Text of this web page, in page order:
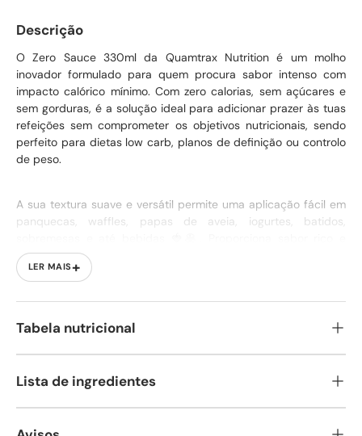
Descrição
O Zero Sauce 330ml da Quamtrax Nutrition é um molho
inovador formulado para quem procura sabor intenso com
impacto calórico mínimo. Com zero calorias, sem açúcares e
sem gorduras, é a solução ideal para adicionar prazer às tuas
refeições sem comprometer os objetivos nutricionais, sendo
perfeito para dietas low carb, planos de definição ou controlo
de peso.
A sua textura suave e versátil permite uma aplicação fácil em
panquecas, waffles, papas de aveia, iogurtes, batidos,
indulgente, tornando cada refeição mais apetitosa sem
prejudicar a tua rotina alimentar.
Sauce ajuda a reduzir o consumo de açúcares adicionados
enquanto oferece uma experiência de sabor completa. Uma
desempenho e prazer todos os dias 😋.
LER MAIS+
Tabela nutricional
Lista de ingredientes